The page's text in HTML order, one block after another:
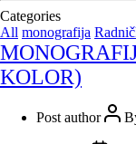
Categories
All monografija
KOLOR)
Post author